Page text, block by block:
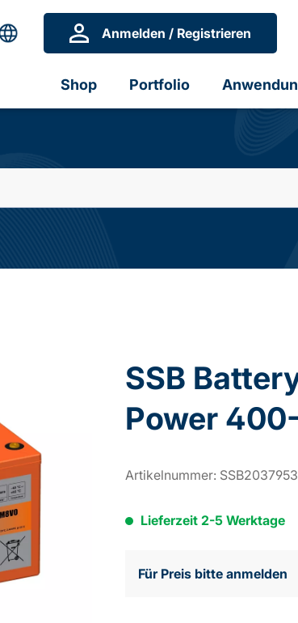
Anmelden / Registrieren
Shop Portfolio
SSB
Power
Artikelnummer: SSB2037953
Lieferzeit 2-5 Werktage
Für Preis bitte anmelden